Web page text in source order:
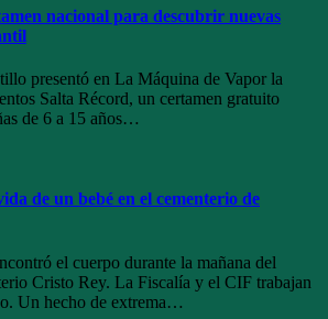
nacional para descubrir nuevas
presentó en La Máquina de Vapor la
Salta Récord, un certamen gratuito
de 6 a 15 años…
de un bebé en el cementerio de
el cuerpo durante la mañana del
Cristo Rey. La Fiscalía y el CIF trabajan
Un hecho de extrema…